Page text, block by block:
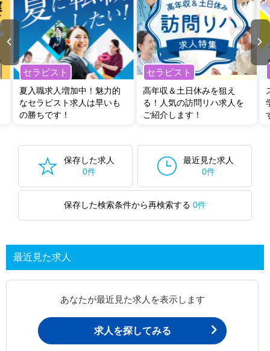
セラピスト
夏入職求人増加中！魅力的
なセラピスト求人は早いも
の勝ちです！
セラピスト
高年収＆土日休みを狙え
る！人気の訪問リハ求人を
ご紹介します！
保存した求人
0件
最近見た求人
0件
保存した検索条件から再検索する 0件
最近見た求人
あなたが最近見た求人を表示します
求人を探してみる